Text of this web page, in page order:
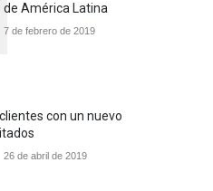
América Latina
7 de febrero de 2019
con un nuevo
26 de abril de 2019